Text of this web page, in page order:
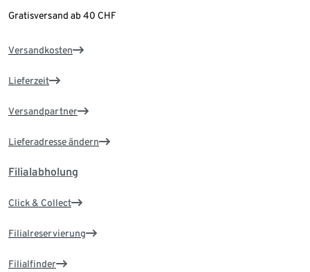
Gratisversand ab 40 CHF
Versandkosten
Lieferzeit
Versandpartner
Lieferadresse ändern
Filialabholung
Click & Collect
Filialreservierung
Filialfinder